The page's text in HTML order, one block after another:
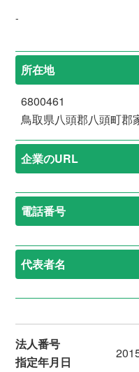
-
所在地
6800461
鳥取県八頭郡八頭町郡
企業のURL
電話番号
代表者名
法人番号
指定年月日